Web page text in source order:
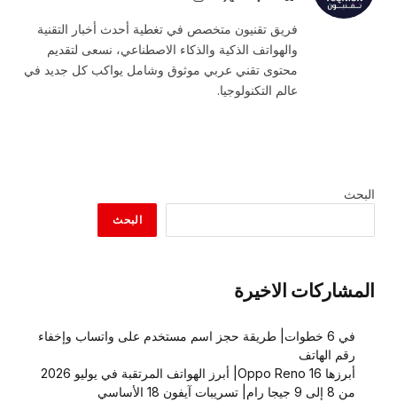
فريق تقنيون متخصص في تغطية أحدث أخبار التقنية
والهواتف الذكية والذكاء الاصطناعي، نسعى لتقديم
محتوى تقني عربي موثوق وشامل يواكب كل جديد في
عالم التكنولوجيا.
البحث
البحث
المشاركات الاخيرة
في 6 خطوات| طريقة حجز اسم مستخدم على واتساب وإخفاء
رقم الهاتف
أبرزها Oppo Reno 16| أبرز الهواتف المرتقبة في يوليو 2026
من 8 إلى 9 جيجا رام| تسريبات آيفون 18 الأساسي